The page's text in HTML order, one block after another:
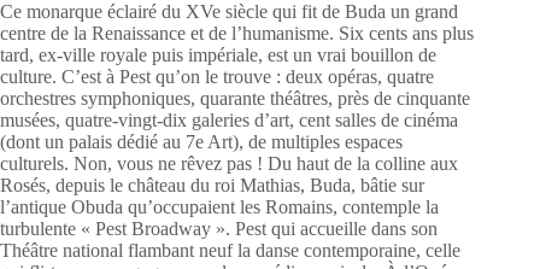
Ce monarque éclairé du XVe siècle qui fit de Buda un grand
centre de la Renaissance et de l’humanisme. Six cents ans plus
tard, ex-ville royale puis impériale, est un vrai bouillon de
culture. C’est à Pest qu’on le trouve : deux opéras, quatre
orchestres symphoniques, quarante théâtres, près de cinquante
musées, quatre-vingt-dix galeries d’art, cent salles de cinéma
(dont un palais dédié au 7e Art), de multiples espaces
culturels. Non, vous ne rêvez pas ! Du haut de la colline aux
Rosés, depuis le château du roi Mathias, Buda, bâtie sur
l’antique Obuda qu’occupaient les Romains, contemple la
turbulente « Pest Broadway ». Pest qui accueille dans son
Théâtre national flambant neuf la danse contemporaine, celle